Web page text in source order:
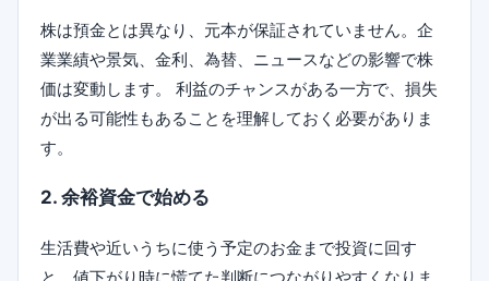
株は預金とは異なり、元本が保証されていません。企
業業績や景気、金利、為替、ニュースなどの影響で株
価は変動します。 利益のチャンスがある一方で、損失
が出る可能性もあることを理解しておく必要がありま
す。
2. 余裕資金で始める
生活費や近いうちに使う予定のお金まで投資に回す